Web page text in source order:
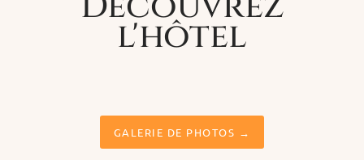
l'hôtel
GALERIE DE PHOTOS →